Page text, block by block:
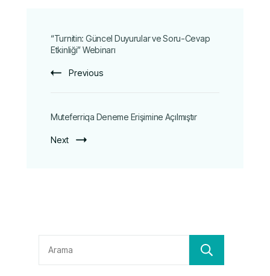
“Turnitin: Güncel Duyurular ve Soru-Cevap
Etkinliği” Webinarı
Previous
Muteferriqa Deneme Erişimine Açılmıştır
Next